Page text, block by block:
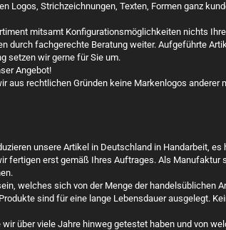
Logos, Strichzeichnungen, Texten, Formen ganz
mitsamt Konfigurationsmöglichkeiten nichts
durch fachgerechte Beratung weiter. Aufgeführte
setzen wir gerne für Sie um.
Angebot!
aus rechtlichen Gründen keine Markenlogos anderer
unsere Artikel in Deutschland in Handarbeit,
fertigen erst gemäß Ihres Auftrages. Als Manufaktur
welches sich von der Menge der handelsüblichen
sind für eine lange Lebensdauer ausgelegt.
über viele Jahre hinweg getestet haben und von